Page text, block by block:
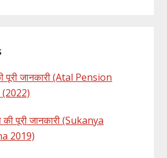
पूरी जानकारी (Atal Pension
की पूरी जानकारी (Sukanya
2019)